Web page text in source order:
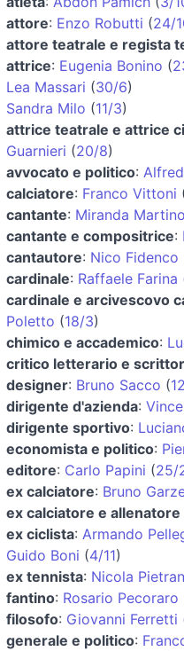
attore: Enzo Robutti (24/
attore teatrale e regista
attrice: Eugenia Bonino (
Lea Massari (30/6)
Sandra Milo (11/3)
attrice teatrale e attrice
Guarnieri (20/8)
avvocato e politico:
calciatore: Franco Vittoni
cantante: Miranda Martino
cantante e compositrice:
cantautore: Nico Fidenco
cardinale: Raffaele Farina
cardinale e arcivescovo
Poletto (18/3)
chimico e accademico:
critico letterario e
designer: Bruno Sacco (
dirigente d'azienda:
dirigente sportivo:
economista e politico:
editore: Carlo Papini (25/
ex calciatore: Bruno
ex calciatore e allenatore
ex ciclista: Armando
Guido Boni (4/11)
ex tennista: Nicola
fantino: Rosario Pecoraro
filosofo: Giovanni Ferretti
generale e politico: